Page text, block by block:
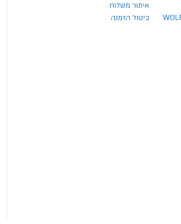
איתור משלוח
ביטול הזמנה